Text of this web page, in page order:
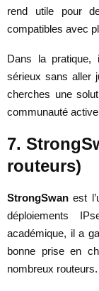
rend utile pour
compatibles avec
Dans la
sérieux sans aller
cherches une
communauté
7.
routeurs)
StrongSwan est
déploiements
académique, il a
bonne prise en
nombreux routeurs.